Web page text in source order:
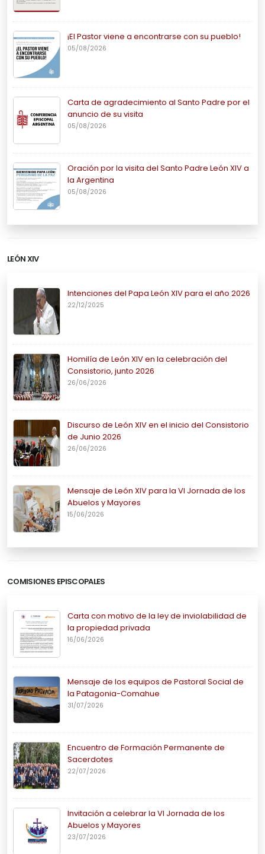
¡El Pastor viene a encontrarse con su pueblo!
05/08/2026
Carta de agradecimiento al Santo Padre por el
anuncio de su visita
05/08/2026
Oración por la visita del Santo Padre León XIV a
la Argentina
05/08/2026
LEÓN XIV
Intenciones del Papa León XIV para el año 2026
22/12/2025
Homilía de León XIV en la celebración del
Consistorio, junto 2026
26/06/2026
Discurso de León XIV en el inicio del Consistorio
de Junio 2026
26/06/2026
Mensaje de León XIV para la VI Jornada de los
Abuelos y Mayores
15/06/2026
COMISIONES EPISCOPALES
Carta con motivo de la ley de inviolabilidad de
la propiedad privada
16/06/2026
Mensaje de los equipos de Pastoral Social de
la Patagonia-Comahue
31/07/2026
Encuentro de Formación Permanente de
Sacerdotes
22/07/2026
Invitación a celebrar la VI Jornada de los
Abuelos y Mayores
23/07/2026